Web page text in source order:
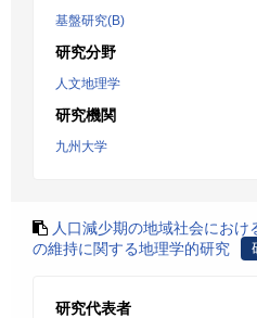
基盤研究(B)
研究分野
人文地理学
研究機関
九州大学
人口減少期の地域社会にお
の維持に関する地理学的研究
研究代表者